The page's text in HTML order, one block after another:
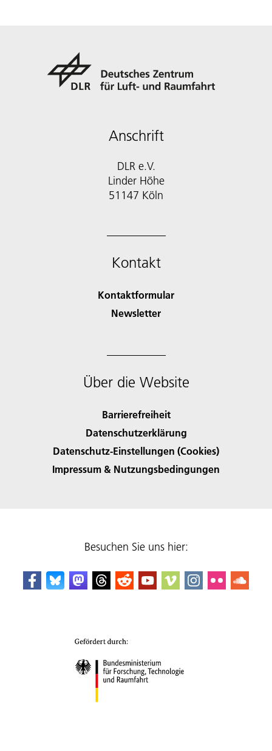
Anschrift
DLR e.V.
Linder Höhe
51147 Köln
Kontakt
Kontaktformular
Newsletter
Über die Website
Barrierefreiheit
Datenschutzerklärung
Datenschutz-Einstellungen (Cookies)
Impressum & Nutzungsbedingungen
Besuchen Sie uns hier: